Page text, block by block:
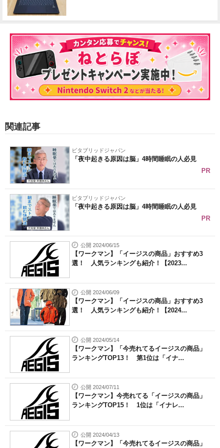
関連記事
ビタブリッドジャパン
「夜中起きる原因は脳」4時間睡眠の人必見
PR
ビタブリッドジャパン
「夜中起きる原因は脳」4時間睡眠の人必見
PR
公開 2024/06/15
【ワークマン】「イージスの商品」おすすめ3
選！ 人気ランキングも紹介！【2023...
公開 2024/06/09
【ワークマン】「イージスの商品」おすすめ3
選！ 人気ランキングも紹介！【2024...
公開 2024/05/14
【ワークマン】「今売れてるイージスの商品」
ランキングTOP13！ 第1位は「イナ...
公開 2024/07/11
【ワークマン】今売れてる「イージスの商品」
ランキングTOP15！ 1位は「イナレ...
公開 2024/04/13
【ワークマン】「今売れてるイージスの商品」